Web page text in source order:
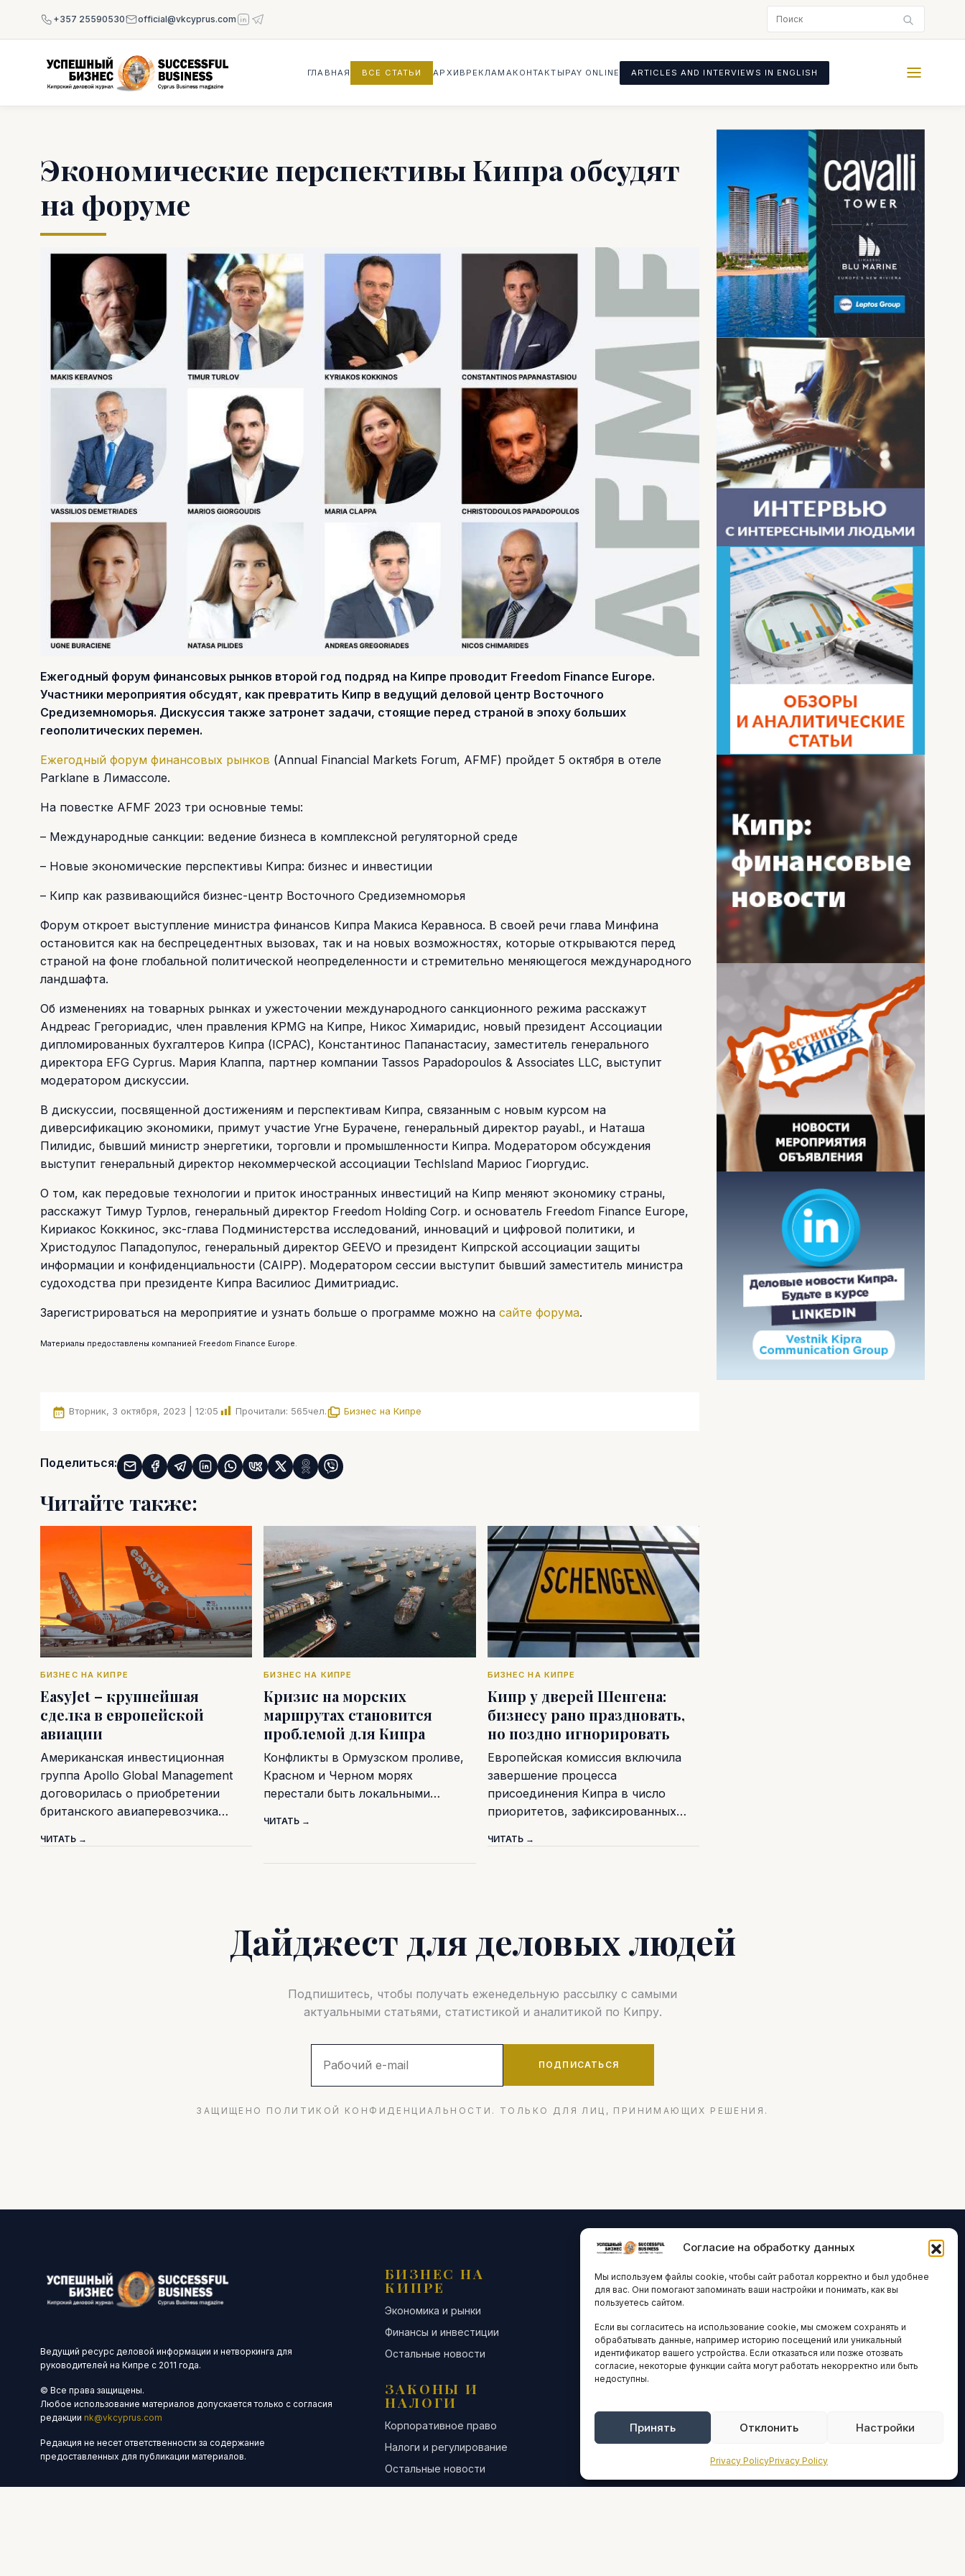
Согласие на обработку данных
Мы используем файлы cookie, чтобы сайт работал корректно и был удобнее
для вас. Они помогают запоминать ваши настройки и понимать, как вы
пользуетесь сайтом.
Если вы согласитесь на использование cookie, мы сможем сохранять и
обрабатывать данные, например историю посещений или уникальный
идентификатор вашего устройства. Если отказаться или позже отозвать
согласие, некоторые функции сайта могут работать некорректно или быть
недоступны.
Принять Отклонить Настройки
Privacy PolicyPrivacy Policy
+357 25590530 official@vkcyprus.com
ГЛАВНАЯ ВСЕ СТАТЬИ АРХИВ РЕКЛАМА КОНТАКТЫ PAY ONLINE ARTICLES AND INTERVIEWS IN ENGLISH
Экономические перспективы Кипра обсудят
на форуме
Ежегодный форум финансовых рынков второй год подряд на Кипре проводит Freedom Finance Europe.
Участники мероприятия обсудят, как превратить Кипр в ведущий деловой центр Восточного
Средиземноморья. Дискуссия также затронет задачи, стоящие перед страной в эпоху больших
геополитических перемен.
Ежегодный форум финансовых рынков (Annual Financial Markets Forum, AFMF) пройдет 5 октября в отеле
Parklane в Лимассоле.
На повестке AFMF 2023 три основные темы:
– Международные санкции: ведение бизнеса в комплексной регуляторной среде
– Новые экономические перспективы Кипра: бизнес и инвестиции
– Кипр как развивающийся бизнес-центр Восточного Средиземноморья
Форум откроет выступление министра финансов Кипра Макиса Керавноса. В своей речи глава Минфина
остановится как на беспрецедентных вызовах, так и на новых возможностях, которые открываются перед
страной на фоне глобальной политической неопределенности и стремительно меняющегося международного
ландшафта.
Об изменениях на товарных рынках и ужесточении международного санкционного режима расскажут
Андреас Грегориадис, член правления KPMG на Кипре, Никос Химаридис, новый президент Ассоциации
дипломированных бухгалтеров Кипра (ICPAC), Константинос Папанастасиу, заместитель генерального
директора EFG Cyprus. Мария Клаппа, партнер компании Tassos Papadopoulos & Associates LLC, выступит
модератором дискуссии.
В дискуссии, посвященной достижениям и перспективам Кипра, связанным с новым курсом на
диверсификацию экономики, примут участие Угне Бурачене, генеральный директор payabl., и Наташа
Пилидис, бывший министр энергетики, торговли и промышленности Кипра. Модератором обсуждения
выступит генеральный директор некоммерческой ассоциации TechIsland Мариос Гиоргудис.
О том, как передовые технологии и приток иностранных инвестиций на Кипр меняют экономику страны,
расскажут Тимур Турлов, генеральный директор Freedom Holding Corp. и основатель Freedom Finance Europe,
Кириакос Коккинос, экс-глава Подминистерства исследований, инноваций и цифровой политики, и
Христодулос Пападопулос, генеральный директор GEEVO и президент Кипрской ассоциации защиты
информации и конфиденциальности (CAIPP). Модератором сессии выступит бывший заместитель министра
судоходства при президенте Кипра Василиос Димитриадис.
Зарегистрироваться на мероприятие и узнать больше о программе можно на сайте форума.
Материалы предоставлены компанией Freedom Finance Europe.
Вторник, 3 октября, 2023 | 12:05 Прочитали: 565чел. Бизнес на Кипре
Поделиться:
Читайте также:
БИЗНЕС НА КИПРЕ
EasyJet – крупнейшая
сделка в европейской
авиации
Американская инвестиционная
группа Apollo Global Management
договорилась о приобретении
британского авиаперевозчика…
ЧИТАТЬ →
БИЗНЕС НА КИПРЕ
Кризис на морских
маршрутах становится
проблемой для Кипра
Конфликты в Ормузском проливе,
Красном и Черном морях
перестали быть локальными…
ЧИТАТЬ →
БИЗНЕС НА КИПРЕ
Кипр у дверей Шенгена:
бизнесу рано праздновать,
но поздно игнорировать
Европейская комиссия включила
завершение процесса
присоединения Кипра в число
приоритетов, зафиксированных…
ЧИТАТЬ →
Дайджест для деловых людей
Подпишитесь, чтобы получать еженедельную рассылку с самыми
актуальными статьями, статистикой и аналитикой по Кипру.
ПОДПИСАТЬСЯ
ЗАЩИЩЕНО ПОЛИТИКОЙ КОНФИДЕНЦИАЛЬНОСТИ. ТОЛЬКО ДЛЯ ЛИЦ, ПРИНИМАЮЩИХ РЕШЕНИЯ.
Ведущий ресурс деловой информации и нетворкинга для
руководителей на Кипре с 2011 года.
© Все права защищены.
Любое использование материалов допускается только с согласия
редакции nk@vkcyprus.com
Редакция не несет ответственности за содержание
предоставленных для публикации материалов.
БИЗНЕС НА
КИПРЕ
Экономика и рынки
Финансы и инвестиции
Остальные новости
ЗАКОНЫ И
НАЛОГИ
Корпоративное право
Налоги и регулирование
Остальные новости
ТЕХНОЛОГИИ И
ИННОВАЦИИ
Стартапы и исследования
Цифровая экономика
Остальные новости
ДЕЛОВОЕ
Конференции и форумы
Бизнес-клубы и ассоциации
ARTICLES IN
ENGLISH
НАВИГАЦИЯ
Архив материалов
ПРАВОВАЯ